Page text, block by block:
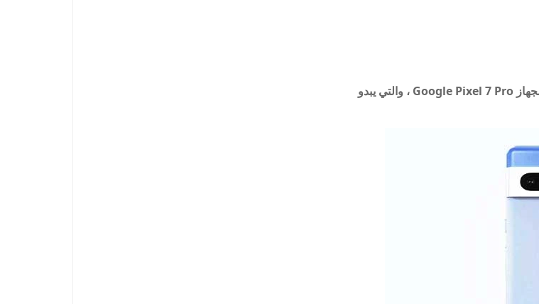
كشف بعض المسربين مؤخرًا عن مجموعة جديدة من الصور عالية الدقة لجهاز Google Pixel 7 Pro ، والتي يبدو